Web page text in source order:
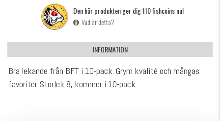
Den här produkten ger dig 110 fishcoins nu!
Vad är detta?
INFORMATION
Bra lekande från BFT i 10-pack. Grym kvalité och mångas
favoriter. Storlek 8, kommer i 10-pack.